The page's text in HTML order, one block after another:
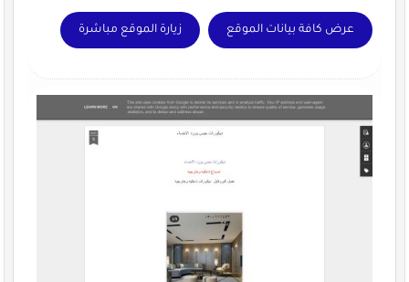
عرض كافة بيانات الموقع زيارة الموقع مباشرة